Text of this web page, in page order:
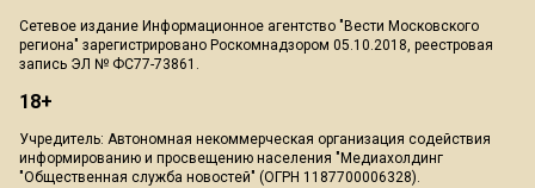
Сетевое издание Информационное агентство "Вести Московского
региона" зарегистрировано Роскомнадзором 05.10.2018, реестровая
запись ЭЛ № ФС77-73861.
18+
Учредитель: Автономная некоммерческая организация содействия
информированию и просвещению населения "Медиахолдинг
"Общественная служба новостей" (ОГРН 1187700006328).